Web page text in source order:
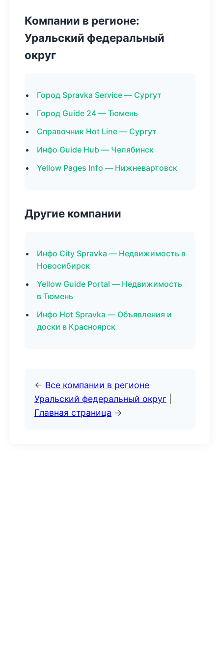
Компании в регионе:
Уральский федеральный
округ
Город Spravka Service — Сургут
Город Guide 24 — Тюмень
Справочник Hot Line — Сургут
Инфо Guide Hub — Челябинск
Yellow Pages Info — Нижневартовск
Другие компании
Инфо City Spravka — Недвижимость в
Новосибирск
Yellow Guide Portal — Недвижимость
в Тюмень
Инфо Hot Spravka — Объявления и
доски в Красноярск
← Все компании в регионе
Уральский федеральный округ
Главная страница →